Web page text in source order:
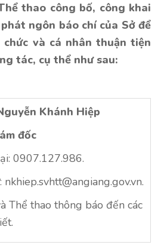
thao công bố, công khai
ngôn báo chí của Sở để
và cá nhân thuận tiện
tác, cụ thể như sau:
Khánh Hiệp
đốc
0907.127.986.
Thể thao thông báo đến các